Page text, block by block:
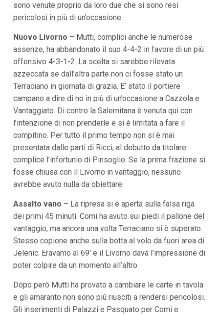
o
sono venute proprio da loro due che si sono resi
pericolosi in più di un’occasione.
Nuovo Livorno – Mutti, complici anche le numerose
assenze, ha abbandonato il suo 4-4-2 in favore di un più
offensivo 4-3-1-2. La scelta si sarebbe rilevata
azzeccata se dall’altra parte non ci fosse stato un
Terraciano in giornata di grazia. E’ stato il portiere
campano a dire di no in più di un’occasione a Cazzola e
Vantaggiato. Di contro la Salernitana è venuta qui con
l’intenzione di non prenderle e si è limitata a fare il
compitino. Per tutto il primo tempo non si è mai
presentata dalle parti di Ricci, al debutto da titolare
complice l’infortunio di Pinsoglio. Se la prima frazione si
fosse chiusa con il Livorno in vantaggio, nessuno
avrebbe avuto nulla da obiettare.
Assalto vano – La ripresa si è aperta sulla falsa riga
dei primi 45 minuti. Comi ha avuto sui piedi il pallone del
vantaggio, ma ancora una volta Terraciano si è superato.
Stesso copione anche sulla botta al volo da fuori area di
Jelenic. Eravamo al 69′ e il Livorno dava l’impressione di
poter colpire da un momento all’altro.
Dopo però Mutti ha provato a cambiare le carte in tavola
e gli amaranto non sono più riusciti a rendersi pericolosi.
Gli inserimenti di Palazzi e Pasquato per Comi e